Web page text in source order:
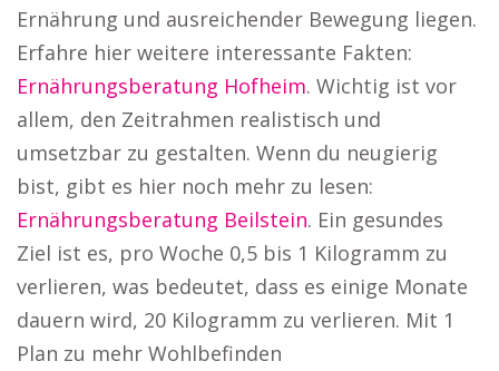
Ernährung und ausreichender Bewegung liegen.
Erfahre hier weitere interessante Fakten:
Ernährungsberatung Hofheim. Wichtig ist vor
allem, den Zeitrahmen realistisch und
umsetzbar zu gestalten. Wenn du neugierig
bist, gibt es hier noch mehr zu lesen:
Ernährungsberatung Beilstein. Ein gesundes
Ziel ist es, pro Woche 0,5 bis 1 Kilogramm zu
verlieren, was bedeutet, dass es einige Monate
dauern wird, 20 Kilogramm zu verlieren. Mit 1
Plan zu mehr Wohlbefinden